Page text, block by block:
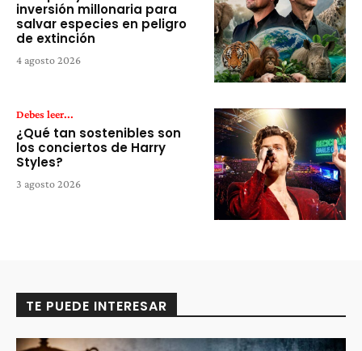
inversión millonaria para
salvar especies en peligro
de extinción
4 agosto 2026
Debes leer...
¿Qué tan sostenibles son
los conciertos de Harry
Styles?
3 agosto 2026
TE PUEDE INTERESAR